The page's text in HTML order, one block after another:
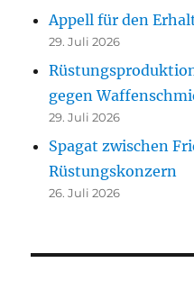
Appell für den
29. Juli 2026
gegen
29. Juli 2026
Spagat zwischen
Rüstungskonzern
26. Juli 2026